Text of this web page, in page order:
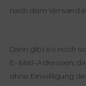
nach dem Versand
Dann gibt es noch
E-Mail-Adressen,
ohne Einwilligung